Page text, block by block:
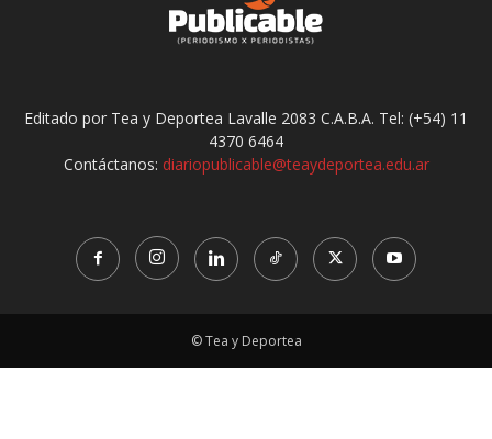
Editado por Tea y Deportea Lavalle 2083 C.A.B.A. Tel: (+54) 11
4370 6464
Contáctanos: diariopublicable@teaydeportea.edu.ar
© Tea y Deportea